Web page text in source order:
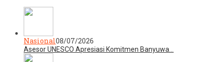
Nasional08/07/2026
Asesor UNESCO Apresiasi Komitmen Banyuwa…